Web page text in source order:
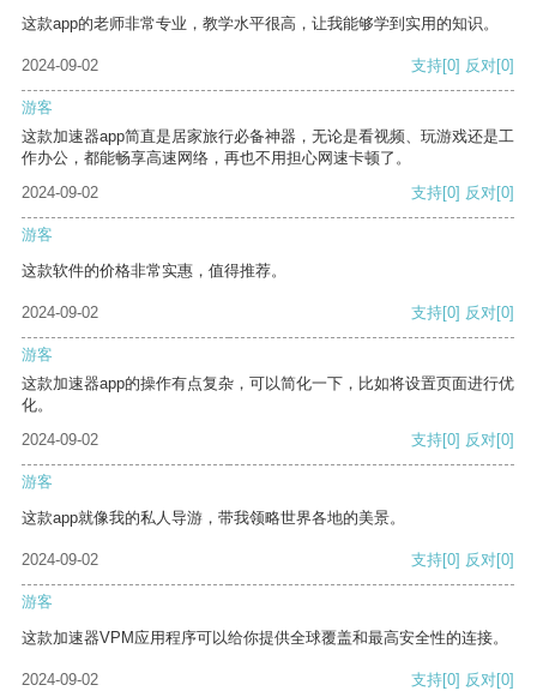
这款app的老师非常专业，教学水平很高，让我能够学到实用的知识。
2024-09-02 支持[0] 反对[0]
游客
这款加速器app简直是居家旅行必备神器，无论是看视频、玩游戏还是工
作办公，都能畅享高速网络，再也不用担心网速卡顿了。
2024-09-02
支持[0] 反对[0]
游客
这款软件的价格非常实惠，值得推荐。
2024-09-02 支持[0] 反对[0]
游客
这款加速器app的操作有点复杂，可以简化一下，比如将设置页面进行优
化。
2024-09-02
支持[0] 反对[0]
游客
这款app就像我的私人导游，带我领略世界各地的美景。
2024-09-02 支持[0] 反对[0]
游客
这款加速器VPM应用程序可以给你提供全球覆盖和最高安全性的连接。
2024-09-02 支持[0] 反对[0]